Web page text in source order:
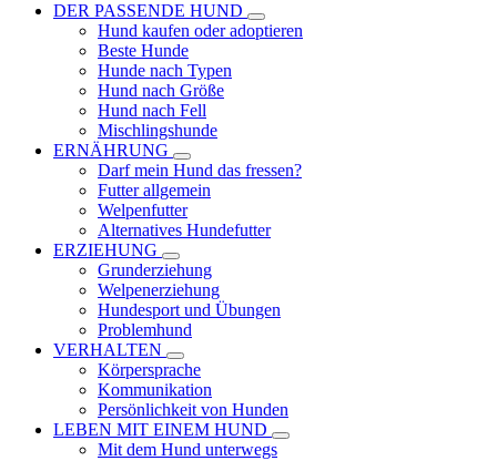
DER PASSENDE HUND
Hund kaufen oder adoptieren
Beste Hunde
Hunde nach Typen
Hund nach Größe
Hund nach Fell
Mischlingshunde
ERNÄHRUNG
Darf mein Hund das fressen?
Futter allgemein
Welpenfutter
Alternatives Hundefutter
ERZIEHUNG
Grunderziehung
Welpenerziehung
Hundesport und Übungen
Problemhund
VERHALTEN
Körpersprache
Kommunikation
Persönlichkeit von Hunden
LEBEN MIT EINEM HUND
Mit dem Hund unterwegs